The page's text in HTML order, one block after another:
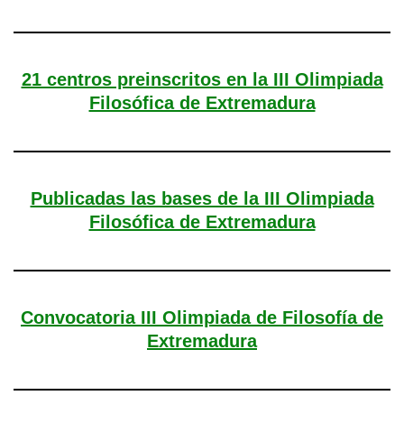
21 centros preinscritos en la III Olimpiada
Filosófica de Extremadura
Publicadas las bases de la III Olimpiada
Filosófica de Extremadura
Convocatoria III Olimpiada de Filosofía de
Extremadura